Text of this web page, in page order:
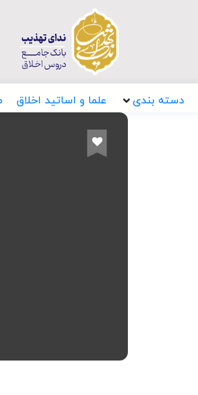
دسته بندی علما و اساتید اخلاق